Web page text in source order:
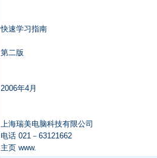
快速学习指南
第二版
2006年4月
上海瑞美电脑科技有限公司
电话 021－63121662
主页 www.